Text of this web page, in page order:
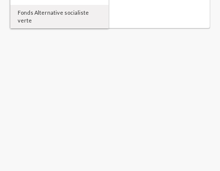
Fonds Alternative socialiste
verte